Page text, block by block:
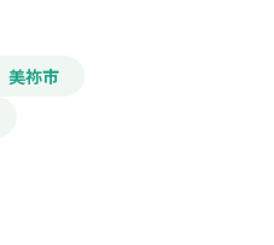
美祢市